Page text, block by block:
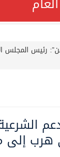
رئيس المجلس
هرب